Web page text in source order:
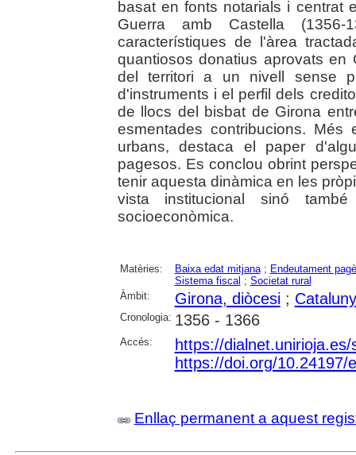
basat en fonts notarials i centrat
Guerra amb Castella
característiques de l'àrea
quantiosos donatius aprovats
del territori a un nivell sense
d'instruments i el perfil dels
de llocs del bisbat de Girona
esmentades contribucions.
urbans, destaca el paper
pagesos. Es conclou obrint
tenir aquesta dinàmica en les
vista institucional sinó
socioeconòmica.
Matèries: Baixa edat mitjana; Endeutament
Sistema fiscal ; Societat rural
Àmbit:
Girona, diòcesi;
Cronologia: 1356 - 1366
Accés:
https://
https://doi.org/10.24197/
Enllaç permanent a aquest